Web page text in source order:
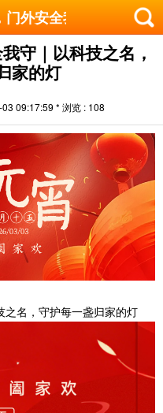
门外安全我守｜以科技
守｜以科技之名，
家的灯
: 2026-03-03 09:17:59 * 浏览 : 108
之名，守护每一盏归家的灯